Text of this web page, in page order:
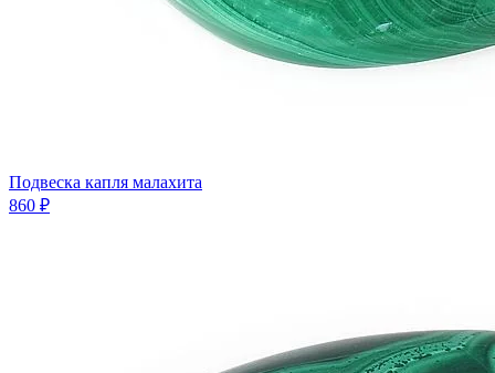
Подвеска капля малахита
860 ₽